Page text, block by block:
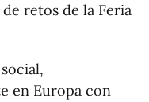
retos de la Feria
en Europa con